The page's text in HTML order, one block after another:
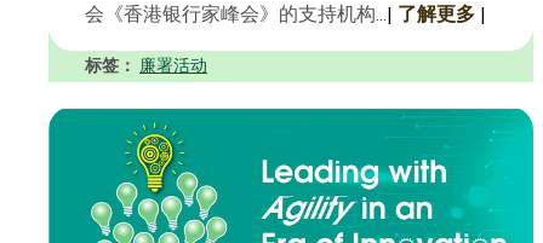
会《香港银行家峰会》的支持机构...| 了解更多 |
标签： 廉署活动